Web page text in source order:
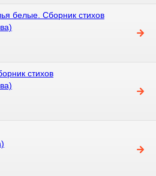
белые. Сборник стихов
стихов